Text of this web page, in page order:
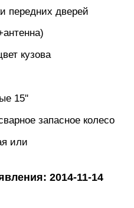
передних дверей
кузова
15''
запасное колесо
или
2014-11-14